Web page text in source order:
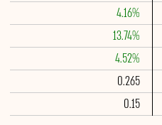
4.16%
13.74%
4.52%
0.265
0.15